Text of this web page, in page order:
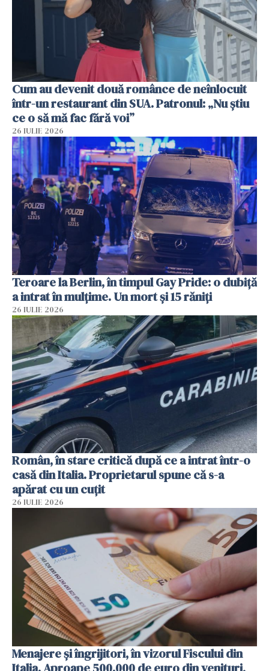
Cum au devenit două românce de neînlocuit
într-un restaurant din SUA. Patronul: „Nu știu
ce o să mă fac fără voi”
26 IULIE 2026
Teroare la Berlin, în timpul Gay Pride: o dubiță
a intrat în mulțime. Un mort și 15 răniți
26 IULIE 2026
Român, în stare critică după ce a intrat într-o
casă din Italia. Proprietarul spune că s-a
apărat cu un cuțit
26 IULIE 2026
Menajere și îngrijitori, în vizorul Fiscului din